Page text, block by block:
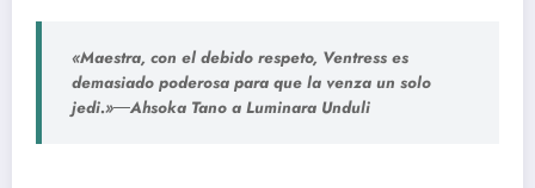
«Maestra, con el debido respeto, Ventress es
demasiado poderosa para que la venza un solo
jedi.»―Ahsoka Tano a Luminara Unduli